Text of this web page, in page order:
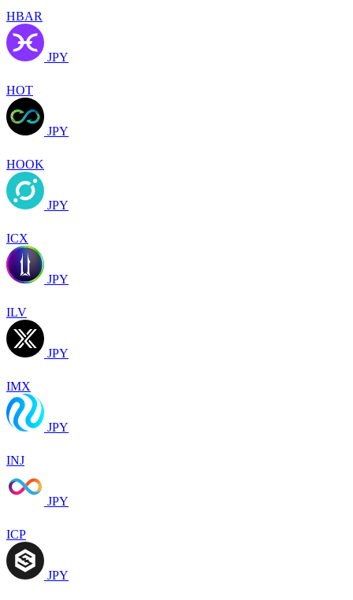
HBAR
JPY
HOT
JPY
HOOK
JPY
ICX
JPY
ILV
JPY
IMX
JPY
INJ
JPY
ICP
JPY